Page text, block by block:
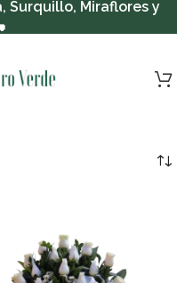
Surquillo, Miraflores y